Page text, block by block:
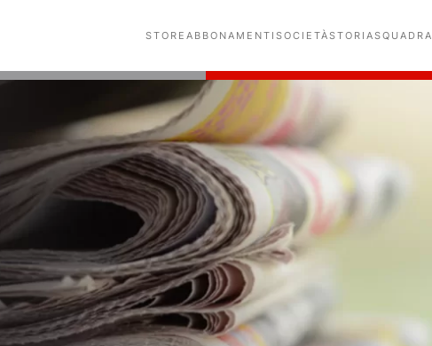
STORE ABBONAMENTI SOCIETÀSTORIASQUADRA